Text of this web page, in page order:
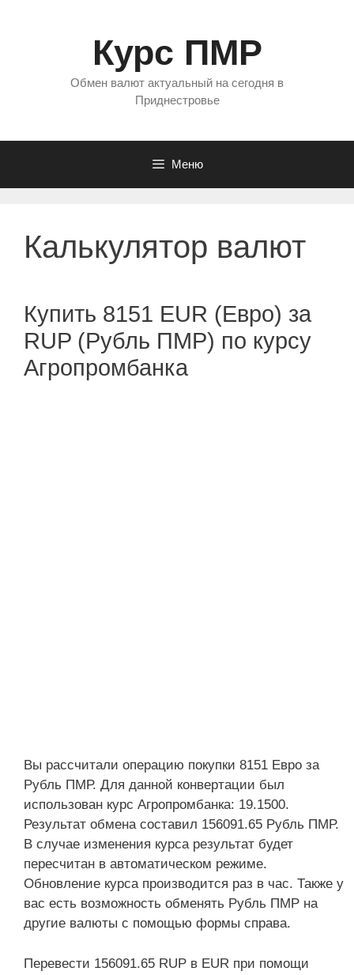
Курс ПМР
Обмен валют актуальный на сегодня в
Приднестровье
Меню
Калькулятор валют
Купить 8151 EUR (Евро) за
RUP (Рубль ПМР) по курсу
Агропромбанка
Вы рассчитали операцию покупки 8151 Евро за
Рубль ПМР. Для данной конвертации был
использован курс Агропромбанка: 19.1500.
Результат обмена составил 156091.65 Рубль ПМР.
В случае изменения курса результат будет
пересчитан в автоматическом режиме.
Обновление курса производится раз в час. Также у
вас есть возможность обменять Рубль ПМР на
другие валюты с помощью формы справа.
Перевести 156091.65 RUP в EUR при помощи